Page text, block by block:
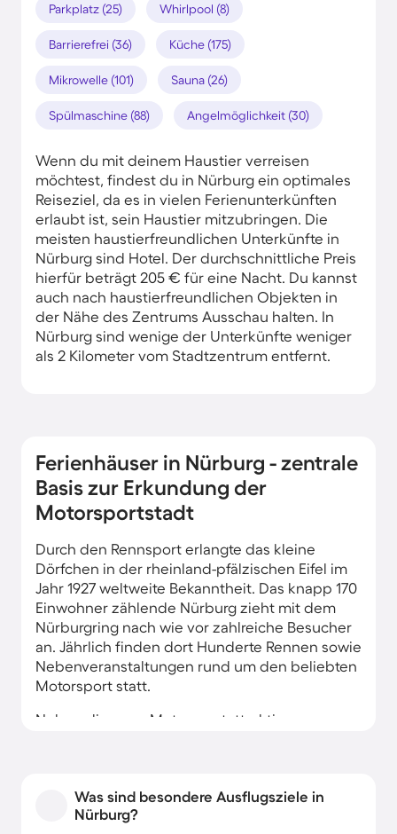
Parkplatz (25) Whirlpool (8)
Barrierefrei (36) Küche (175)
Mikrowelle (101) Sauna (26)
Spülmaschine (88) Angelmöglichkeit (30)
Wenn du mit deinem Haustier verreisen
möchtest, findest du in Nürburg ein optimales
Reiseziel, da es in vielen Ferienunterkünften
erlaubt ist, sein Haustier mitzubringen. Die
meisten haustierfreundlichen Unterkünfte in
Nürburg sind Hotel. Der durchschnittliche Preis
hierfür beträgt 205 € für eine Nacht. Du kannst
auch nach haustierfreundlichen Objekten in
der Nähe des Zentrums Ausschau halten. In
Nürburg sind wenige der Unterkünfte weniger
als 2 Kilometer vom Stadtzentrum entfernt.
Ferienhäuser in Nürburg - zentrale
Basis zur Erkundung der
Motorsportstadt
Durch den Rennsport erlangte das kleine
Dörfchen in der rheinland-pfälzischen Eifel im
Jahr 1927 weltweite Bekanntheit. Das knapp 170
Einwohner zählende Nürburg zieht mit dem
Nürburgring nach wie vor zahlreiche Besucher
an. Jährlich finden dort Hunderte Rennen sowie
Nebenveranstaltungen rund um den beliebten
Motorsport statt.
Neben diversen Motorsportattraktionen
Aktivsportler genießen vielfältige
Outdooraktivitäten wie Wandern und
Was sind besondere Ausflugsziele in
Nürburg?